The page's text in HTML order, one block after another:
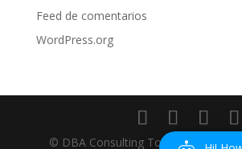
Feed de comentarios
WordPress.org
© DBA Consulting Torrevieja 2018 -